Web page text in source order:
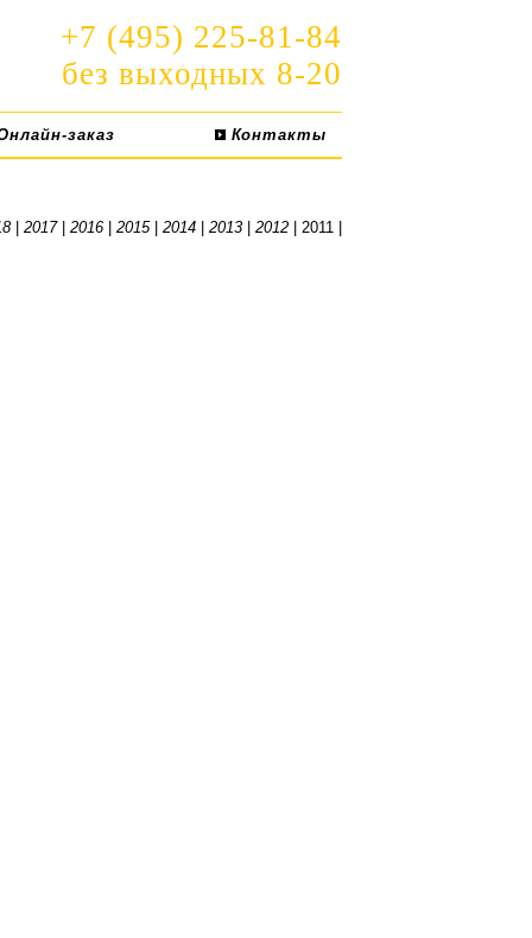
+7 (495) 225-81-84
без выходных 8-20
заказ Контакты
| 2017| 2016 2015| 2014 2013 2012 | 2011 |